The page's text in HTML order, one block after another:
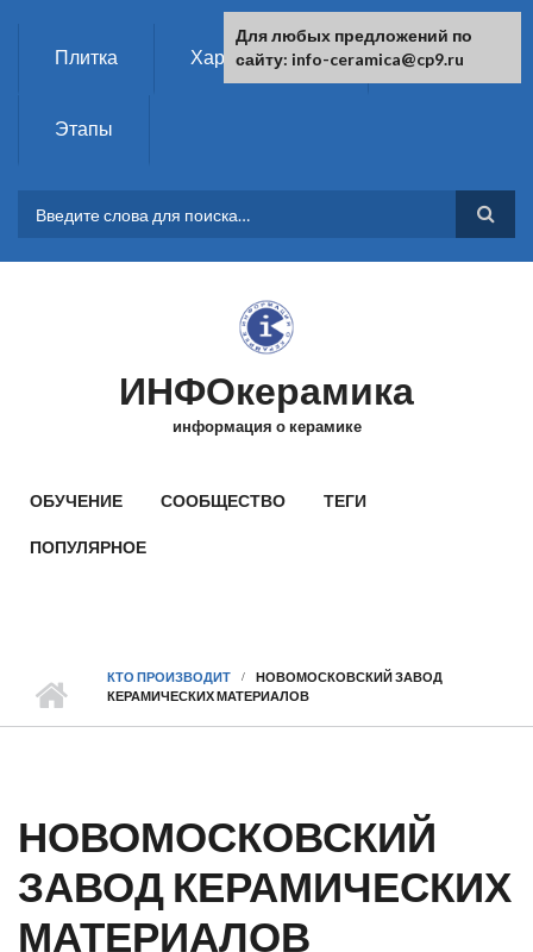
Перейти к основному содержанию
Плитка Характеристики Химия
Этапы
ФОРМА ПОИСКА
ИНФОкерамика
информация о керамике
ОБУЧЕНИЕ СООБЩЕСТВО ТЕГИ
ПОПУЛЯРНОЕ
КТО ПРОИЗВОДИТ
НОВОМОСКОВСКИЙ ЗАВОД
КЕРАМИЧЕСКИХ МАТЕРИАЛОВ
НОВОМОСКОВСКИЙ
ЗАВОД КЕРАМИЧЕСКИХ
МАТЕРИАЛОВ
Для любых предложений по
сайту: info-ceramica@cp9.ru